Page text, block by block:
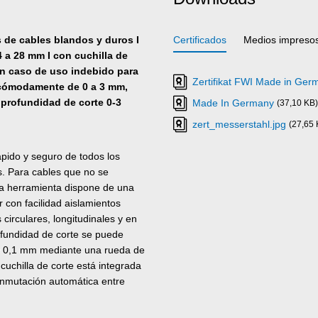
cables blandos y duros I
28 mm I con cuchilla de
caso de uso indebido para
de 0 a 3 mm,
de corte 0-3
y seguro de todos los
Para cables que no se
herramienta dispone de una
con facilidad aislamientos
longitudinales y en
de corte se puede
mm mediante una rueda de
de corte está integrada
automática entre
la función de corte circular a
Certificados Medios
Zertifikat FWI Made in
Made In Germany (37,10 KB)
zert_messerstahl.jpg (27,65